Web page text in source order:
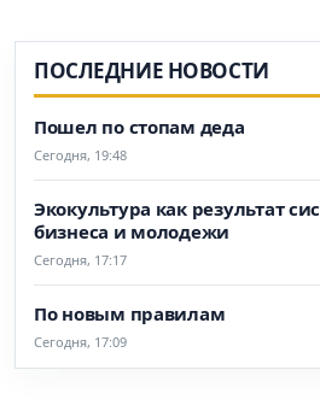
ПОСЛЕДНИЕ НОВОСТИ
Пошел по стопам деда
Сегодня, 19:48
Экокультура как результат
бизнеса и молодежи
Сегодня, 17:17
По новым правилам
Сегодня, 17:09